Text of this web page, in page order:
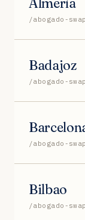
/abogado-
Badajoz
/abogado-
/abogado-
Bilbao
/abogado-